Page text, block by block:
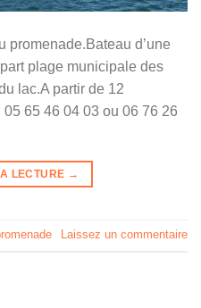
promenade.Bateau d’une
plage municipale des
lac.A partir de 12
65 46 04 03 ou 06 76 26
LECTURE →
Laissez un commentaire